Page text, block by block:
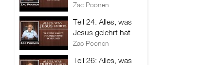
Zac Poonen
Teil 24: Alles, was
Jesus gelehrt hat
Zac Poonen
Teil 26: Alles, was